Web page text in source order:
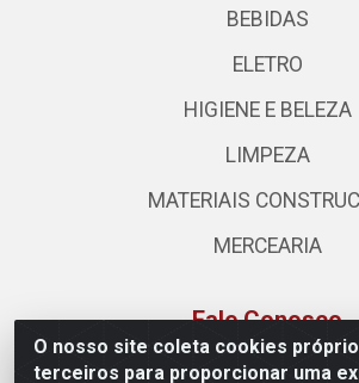
O nosso site coleta cookies
terceiros para proporcionar uma
BEBIDAS
ELETRO
HIGIENE E BELEZA
LIMPEZA
MATERIAIS
MERCEARIA
Fale Conosco
(62) 3310-3544